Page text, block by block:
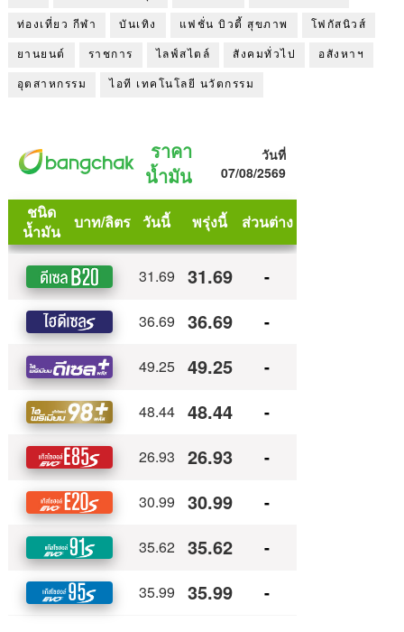
ท่องเที่ยว กีฬา บันเทิง แฟชั่น บิวตี้ สุขภาพ โฟกัสนิวส์
ยานยนต์ ราชการ ไลฟ์สไตล์ สังคมทั่วไป อสังหาฯ
อุตสาหกรรม ไอที เทคโนโลยี นวัตกรรม